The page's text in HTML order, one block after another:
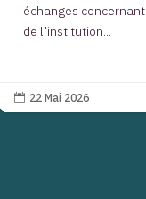
échanges
de l’institution...
 22 Mai 2026